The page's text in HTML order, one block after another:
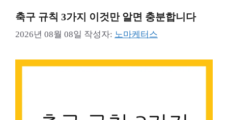
축구 규칙 3가지 이것만 알면 충분합니다
2026년 08월 08일 작성자: 노마케터스